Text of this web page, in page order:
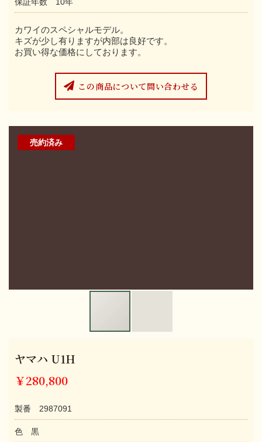
カワイのスペシャルモデル。
キズが少し有りますが内部は良好です。
お買い得な価格にしております。
この商品について問い合わせる
売約済み
ヤマハ U1H
￥280,800
製番 2987091
色 黒